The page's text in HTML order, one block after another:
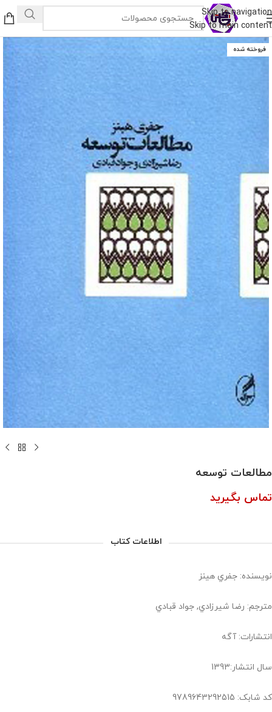
Skip to navigation
Skip to main content
فروخته شده
مطالعات توسعه
تماس بگیرید
اطلاعات کتاب
نویسنده: جفري هينز
مترجم: رضا شيرزادي, جواد قبادي
انتشارات: آگه
سال انتشار:1393
کد شابک: 9789643292515